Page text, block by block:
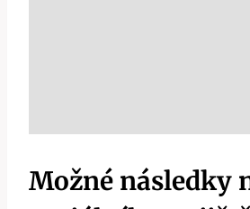
Možné následky